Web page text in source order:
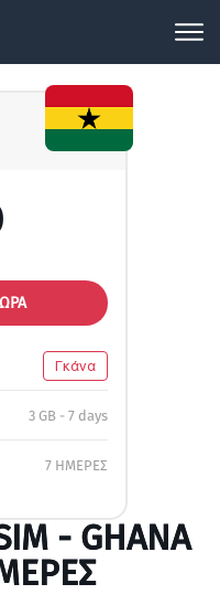
Γκάνα
3 GB - 7 days
7 ΗΜΕΡΕΣ
- GHANA